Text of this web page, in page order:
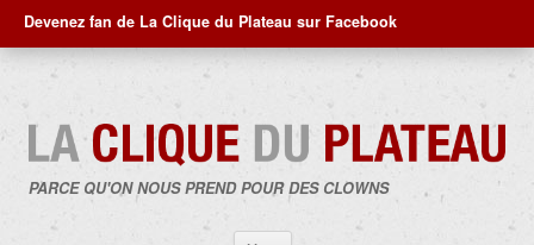
Devenez fan de La Clique du Plateau sur Facebook
PARCE QU'ON NOUS PREND POUR DES CLOWNS